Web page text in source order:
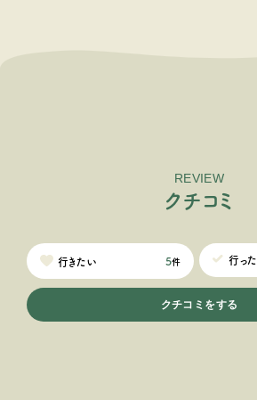
REVIEW
ク チ コ ミ
行きたい 5件 行った
クチコミをする